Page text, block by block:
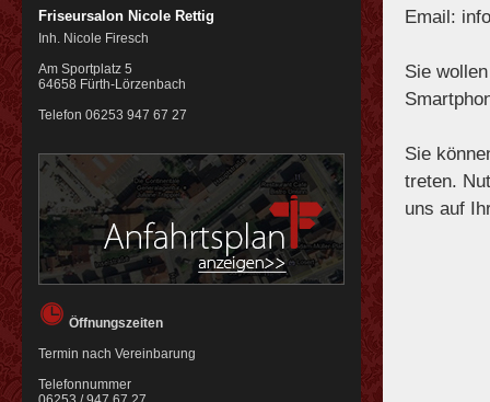
Friseursalon Nicole Rettig
Inh. Nicole Firesch
Am Sportplatz 5
64658 Fürth-Lörzenbach
Telefon 06253 947 67 27
Öffnungszeiten
Termin nach Vereinbarung
Telefonnummer
Email:
Sie
Sie
treten.
uns auf